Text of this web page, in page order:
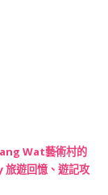
Wat藝術村的
旅遊回憶、遊記攻